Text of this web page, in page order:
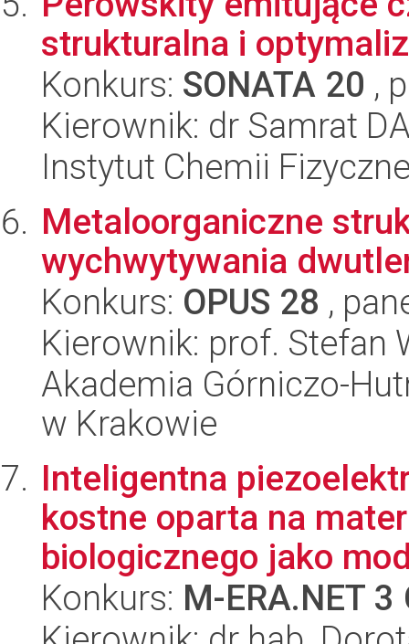
strukturalna i
Konkurs: SONATA 20 ,
Kierownik: dr Samrat
Instytut Chemii
Metaloorganiczne
wychwytywania
Konkurs: OPUS 28 ,
Kierownik: prof. Stefan
Akademia Górniczo-
w Krakowie
Inteligentna
kostne oparta na
biologicznego jako
Konkurs: M-ERA.NET